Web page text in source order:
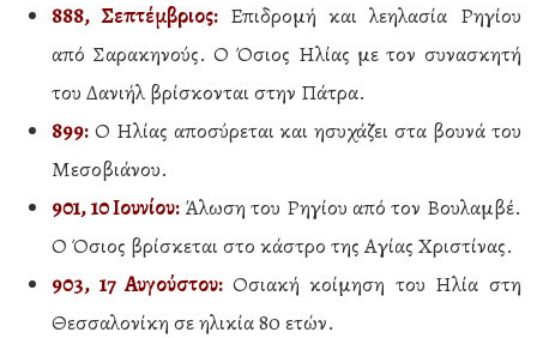
888, Σεπτέμβριος:Επιδρομή και λεηλασία Ρηγίου
από Σαρακηνούς. Ο Όσιος Ηλίας με τον συνασκητή
του Δανιήλ βρίσκονται στην Πάτρα.
899: Ο Ηλίας αποσύρεται και ησυχάζει στα βουνά του
Μεσοβιάνου.
901, 10 Ιουνίου:Άλωση του Ρηγίου από τον Βουλαμβέ.
Ο Όσιος βρίσκεται στο κάστρο της Αγίας Χριστίνας.
903, 17 Αυγούστου: Οσιακή κοίμηση του Ηλία στη
Θεσσαλονίκη σε ηλικία 80 ετών.